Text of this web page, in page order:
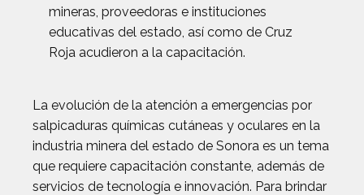
mineras, proveedoras e instituciones
educativas del estado, así como de Cruz
Roja acudieron a la capacitación.
La evolución de la atención a emergencias por
salpicaduras químicas cutáneas y oculares en la
industria minera del estado de Sonora es un tema
que requiere capacitación constante, además de
servicios de tecnología e innovación. Para brindar